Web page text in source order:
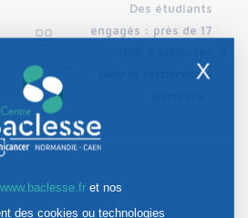
Sommaire
Des étudiants
engagés : près de 17
pour la recherche à
X
et nos
des cookies ou technologies